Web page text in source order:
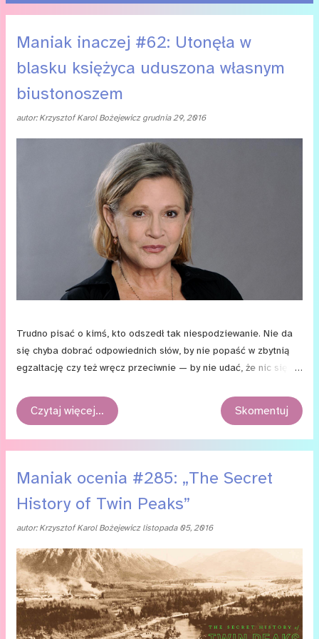
Maniak inaczej #62: Utonęła w
blasku księżyca uduszona własnym
biustonoszem
autor:Krzysztof Karol Bożejewicz grudnia 29, 2016
Trudno pisać o kimś, kto odszedł tak niespodziewanie. Nie da
się chyba dobrać odpowiednich słów, by nie popaść w zbytnią
egzaltację czy też wręcz przeciwnie — by nie udać, że nic się
co inni zdążyli przed nami powtórzyć po tysiąckroć. I choć może
to zabrzmi jak właśnie taki banał, to słowa nie są w takich
że o Carrie Fisher będą pamiętać wszyscy.
Czytaj więcej… Skomentuj
Maniak ocenia #285: „The Secret
History of Twin Peaks”
autor:Krzysztof Karol Bożejewicz listopada 05, 2016